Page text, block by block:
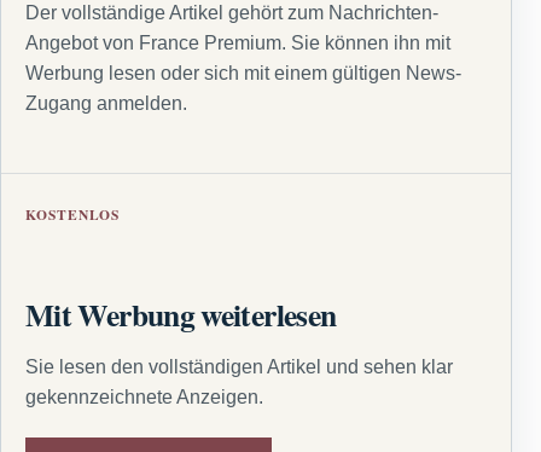
Der vollständige Artikel gehört zum Nachrichten-
Angebot von France Premium. Sie können ihn mit
Werbung lesen oder sich mit einem gültigen News-
Zugang anmelden.
KOSTENLOS
Mit Werbung weiterlesen
Sie lesen den vollständigen Artikel und sehen klar
gekennzeichnete Anzeigen.